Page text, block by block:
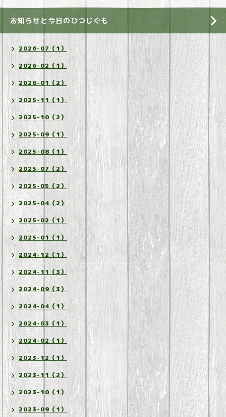
お知らせと今日のひつじぐも
2026-07（1）
2026-02（1）
2026-01（2）
2025-11（1）
2025-10（2）
2025-09（1）
2025-08（1）
2025-07（2）
2025-05（2）
2025-04（2）
2025-02（1）
2025-01（1）
2024-12（1）
2024-11（3）
2024-09（3）
2024-04（1）
2024-03（1）
2024-02（1）
2023-12（1）
2023-11（2）
2023-10（1）
2023-09（1）